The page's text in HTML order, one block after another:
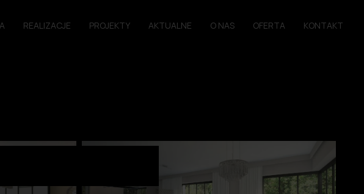
REALIZACJE PROJEKTY AKTUALNE O NAS OFERTA KONTAKT